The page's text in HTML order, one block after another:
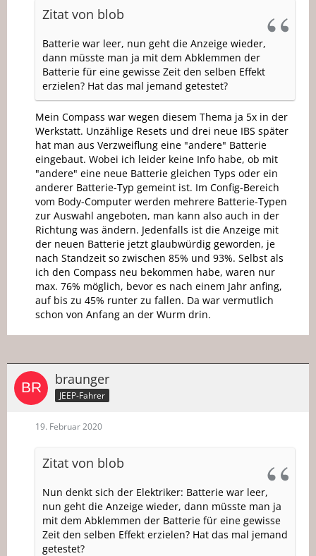
Zitat von blob
Batterie war leer, nun geht die Anzeige wieder,
dann müsste man ja mit dem Abklemmen der
Batterie für eine gewisse Zeit den selben Effekt
erzielen? Hat das mal jemand getestet?
Mein Compass war wegen diesem Thema ja 5x in der
Werkstatt. Unzählige Resets und drei neue IBS später
hat man aus Verzweiflung eine "andere" Batterie
eingebaut. Wobei ich leider keine Info habe, ob mit
"andere" eine neue Batterie gleichen Typs oder ein
anderer Batterie-Typ gemeint ist. Im Config-Bereich
vom Body-Computer werden mehrere Batterie-Typen
zur Auswahl angeboten, man kann also auch in der
Richtung was ändern. Jedenfalls ist die Anzeige mit
der neuen Batterie jetzt glaubwürdig geworden, je
nach Standzeit so zwischen 85% und 93%. Selbst als
ich den Compass neu bekommen habe, waren nur
max. 76% möglich, bevor es nach einem Jahr anfing,
auf bis zu 45% runter zu fallen. Da war vermutlich
schon von Anfang an der Wurm drin.
braunger
JEEP-Fahrer
19. Februar 2020
Zitat von blob
Nun denkt sich der Elektriker: Batterie war leer,
nun geht die Anzeige wieder, dann müsste man ja
mit dem Abklemmen der Batterie für eine gewisse
Zeit den selben Effekt erzielen? Hat das mal jemand
getestet?